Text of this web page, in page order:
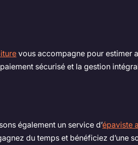
vous accompagne pour estimer
sécurisé et la gestion
également un service d’épaviste
du temps et bénéficiez d’une